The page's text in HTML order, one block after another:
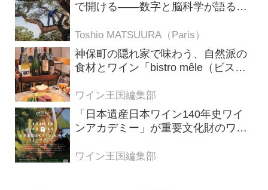
で開ける——数字と脳科学が語る栓
Toshio MATSUURA（Paris）
神保町の隠れ家で味わう、自然派の
食材とワイン「bistro mêle（ビスト
ワイン王国編集部
「日本遺産日本ワイン140年史ワイ
ンアカデミー」が重要文化財のワイ
（2026年6月28日応募締め切り）
ワイン王国編集部